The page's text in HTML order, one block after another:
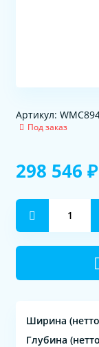
Артикул:
Под заказ
298 546 ₽
Ширина
Глубина